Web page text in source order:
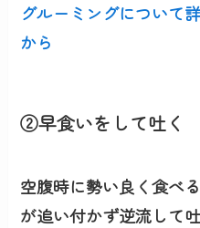
グルーミングについて
から
②早食いをして吐く
空腹時に勢い良く食べ
が追い付かず逆流して